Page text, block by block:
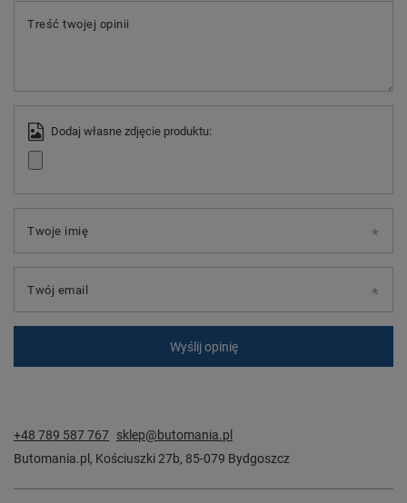
Treść twojej opinii
Dodaj własne zdjęcie produktu:
Twoje imię
Twój email
Wyślij opinię
+48 789 587 767 sklep@butomania.pl
Butomania.pl , Kościuszki 27b, 85-079 Bydgoszcz